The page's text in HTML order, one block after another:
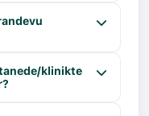
klinikte